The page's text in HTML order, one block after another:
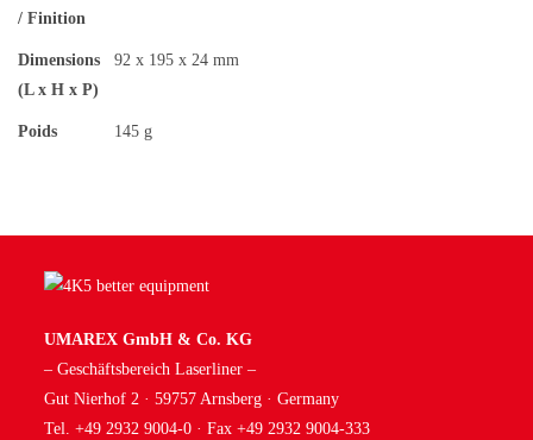
/ Finition
Dimensions
(L x H x P)
92 x 195 x 24 mm
Poids 145 g
UMAREX GmbH & Co. KG
– Geschäftsbereich Laserliner –
Gut Nierhof 2 · 59757 Arnsberg · Germany
Tel. +49 2932 9004-0 · Fax +49 2932 9004-333